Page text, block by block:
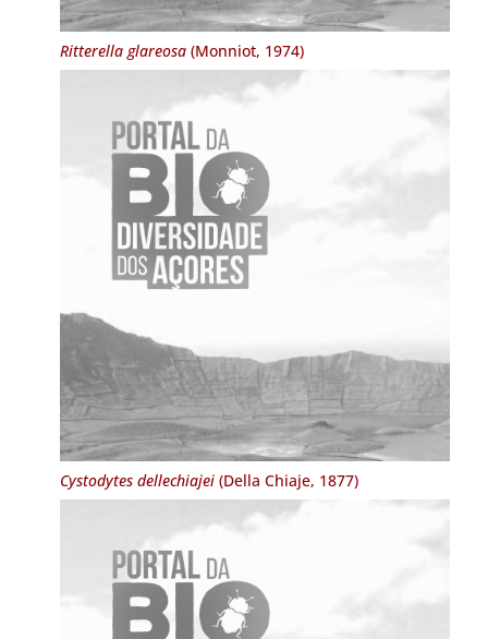
Ritterella glareosa(Monniot, 1974)
Cystodytes dellechiajei(Della Chiaje, 1877)